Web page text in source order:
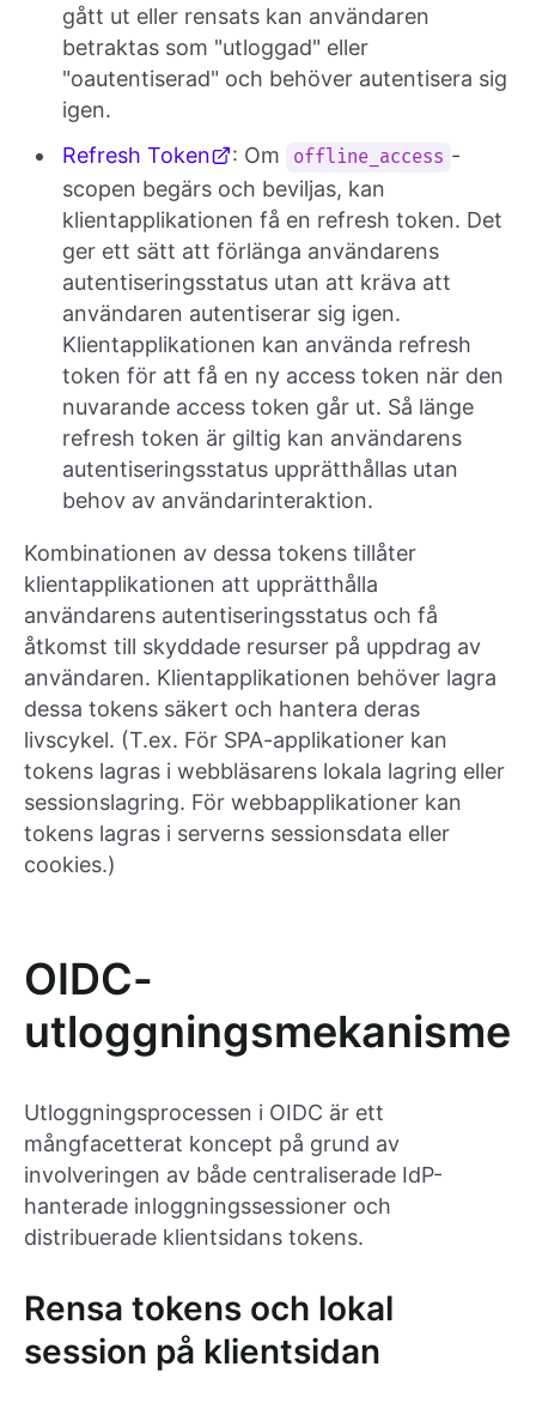
gått ut eller rensats kan användaren
betraktas som "utloggad" eller
"oautentiserad" och behöver autentisera sig
igen.
Refresh Token
: Om offline_access -
scopen begärs och beviljas, kan
klientapplikationen få en refresh token. Det
ger ett sätt att förlänga användarens
autentiseringsstatus utan att kräva att
användaren autentiserar sig igen.
Klientapplikationen kan använda refresh
token för att få en ny access token när den
nuvarande access token går ut. Så länge
refresh token är giltig kan användarens
autentiseringsstatus upprätthållas utan
behov av användarinteraktion.
Kombinationen av dessa tokens tillåter
klientapplikationen att upprätthålla
användarens autentiseringsstatus och få
åtkomst till skyddade resurser på uppdrag av
användaren. Klientapplikationen behöver lagra
dessa tokens säkert och hantera deras
livscykel. (T.ex. För SPA-applikationer kan
tokens lagras i webbläsarens lokala lagring eller
sessionslagring. För webbapplikationer kan
tokens lagras i serverns sessionsdata eller
cookies.)
OIDC-
utloggningsmekanismer
Utloggningsprocessen i OIDC är ett
mångfacetterat koncept på grund av
involveringen av både centraliserade IdP-
hanterade inloggningssessioner och
distribuerade klientsidans tokens.
Rensa tokens och lokal
session på klientsidan